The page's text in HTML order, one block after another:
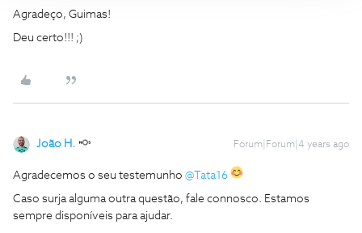
Agradeço, Guimas!
Deu certo!!! ;)
João H. Forum|Forum|4 years ago
Agradecemos o seu testemunho @Tata16
Caso surja alguma outra questão, fale connosco. Estamos
sempre disponíveis para ajudar.